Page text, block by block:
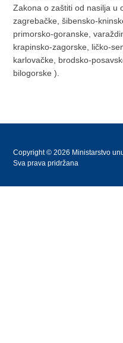
Zakona o zaštiti od nasilja u
zagrebačke, šibensko-
primorsko-goranske,
krapinsko-zagorske, ličko-
karlovačke, brodsko-
bilogorske ).
Copyright © 2026 Ministarstvo
Sva prava pridržana